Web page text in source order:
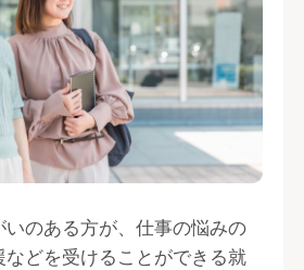
のある方が、仕事の悩みの
どを受けることができる就